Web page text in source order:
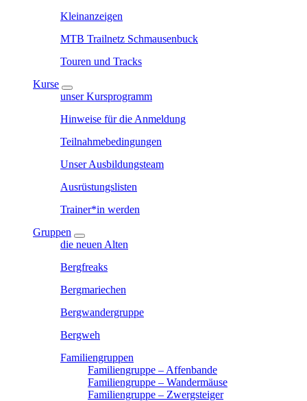
Kleinanzeigen
MTB Trailnetz Schmausenbuck
Touren und Tracks
Kurse
unser Kursprogramm
Hinweise für die Anmeldung
Teilnahmebedingungen
Unser Ausbildungsteam
Ausrüstungslisten
Trainer*in werden
Gruppen
die neuen Alten
Bergfreaks
Bergmariechen
Bergwandergruppe
Bergweh
Familiengruppen
Familiengruppe – Affenbande
Familiengruppe – Wandermäuse
Familiengruppe – Zwergsteiger